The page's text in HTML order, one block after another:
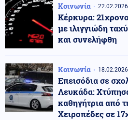
Κοινωνία 22.02.2026
Κέρκυρα:
με ιλιγγιώδη
και συνελήφθη
Κοινωνία
Επεισόδια σε
Λευκάδα:
καθηγήτρια από
Χειροπέδες σε